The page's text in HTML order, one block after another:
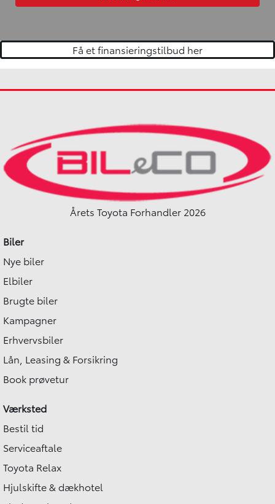
Få et finansieringstilbud her
Årets Toyota Forhandler 2026
Biler
Nye biler
Elbiler
Brugte biler
Kampagner
Erhvervsbiler
Lån, Leasing & Forsikring
Book prøvetur
Værksted
Bestil tid
Serviceaftale
Toyota Relax
Hjulskifte & dækhotel